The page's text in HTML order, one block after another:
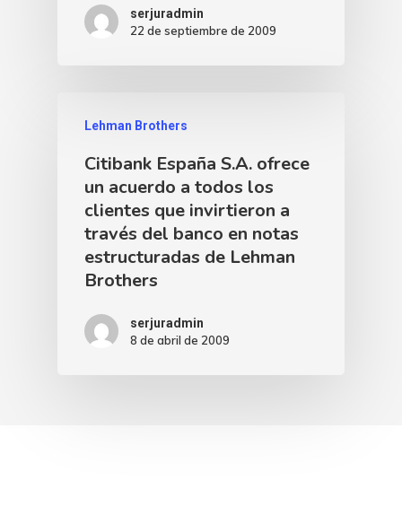
serjuradmin
22 de septiembre de 2009
Lehman Brothers
Citibank España S.A. ofrece
un acuerdo a todos los
clientes que invirtieron a
través del banco en notas
estructuradas de Lehman
Brothers
serjuradmin
8 de abril de 2009